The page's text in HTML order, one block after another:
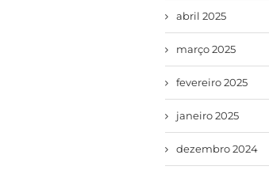
abril 2025
março 2025
fevereiro 2025
janeiro 2025
dezembro 2024